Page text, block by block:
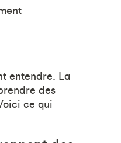
entendre. La
des
ce qui